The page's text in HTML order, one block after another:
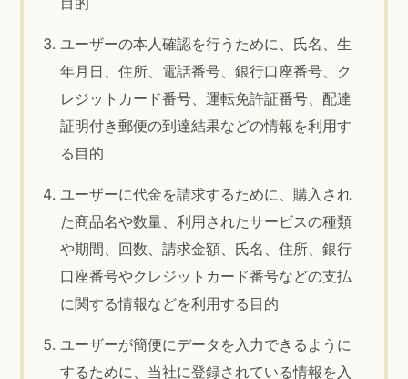
ユーザーの本人確認を行うために、氏名、生
年月日、住所、電話番号、銀行口座番号、ク
レジットカード番号、運転免許証番号、配達
証明付き郵便の到達結果などの情報を利用す
る目的
ユーザーに代金を請求するために、購入され
た商品名や数量、利用されたサービスの種類
や期間、回数、請求金額、氏名、住所、銀行
口座番号やクレジットカード番号などの支払
に関する情報などを利用する目的
ユーザーが簡便にデータを入力できるように
するために、当社に登録されている情報を入